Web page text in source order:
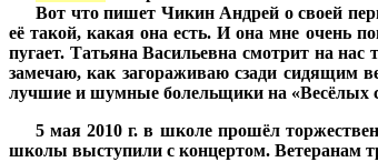
Вот что пишет Чикин Андрей о своей
её такой, какая она есть. И она мне очень
пугает. Татьяна Васильевна смотрит на
замечаю, как загораживаю сзади сидящим
лучшие и шумные болельщики на «Весёлых
5 мая 2010 г. в школе прошёл
школы выступили с концертом. Ветеранам